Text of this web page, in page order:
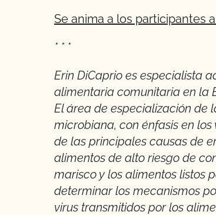
Se anima a los participantes
* * *
Erin DiCaprio es especialista
alimentaria comunitaria en la
El área de especialización de
microbiana, con énfasis en
de las principales causas de
alimentos de alto riesgo de
marisco y los alimentos listos
determinar los mecanismos
virus transmitidos por los